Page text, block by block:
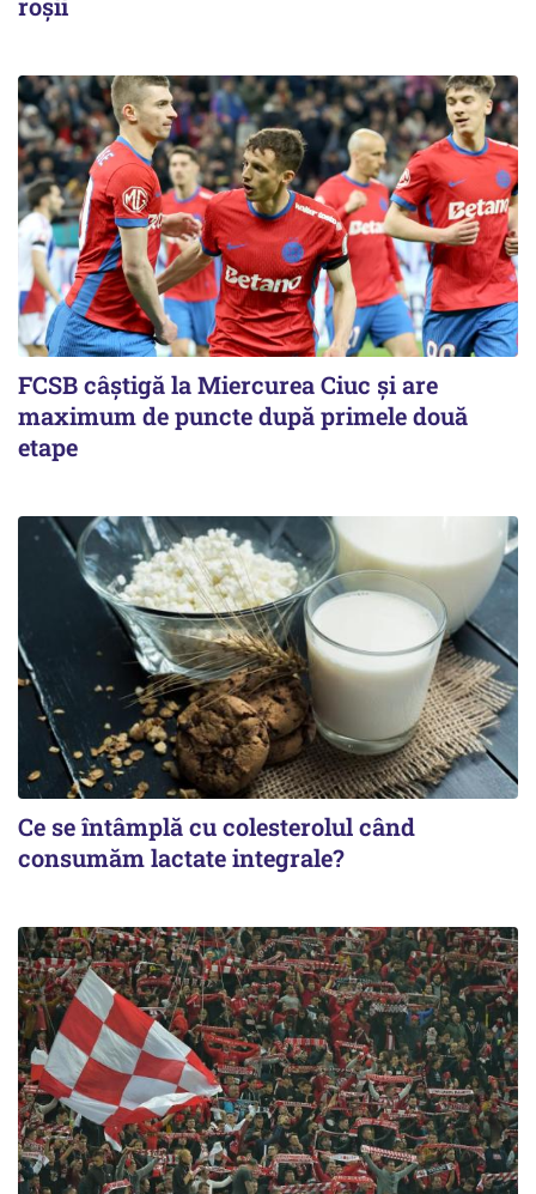
roşii
FCSB câştigă la Miercurea Ciuc şi are
maximum de puncte după primele două
etape
Ce se întâmplă cu colesterolul când
consumăm lactate integrale?